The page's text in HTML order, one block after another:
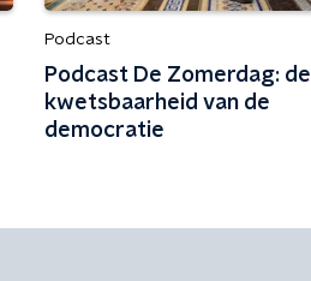
Podcast
Podcast De Zomerdag: de
kwetsbaarheid van de
democratie